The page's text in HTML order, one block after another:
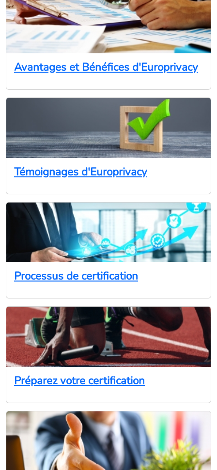
et de Cookies
Avantages et Bénéfices d'Europrivacy
Témoignages d'Europrivacy
Processus de certification
Préparez votre certification